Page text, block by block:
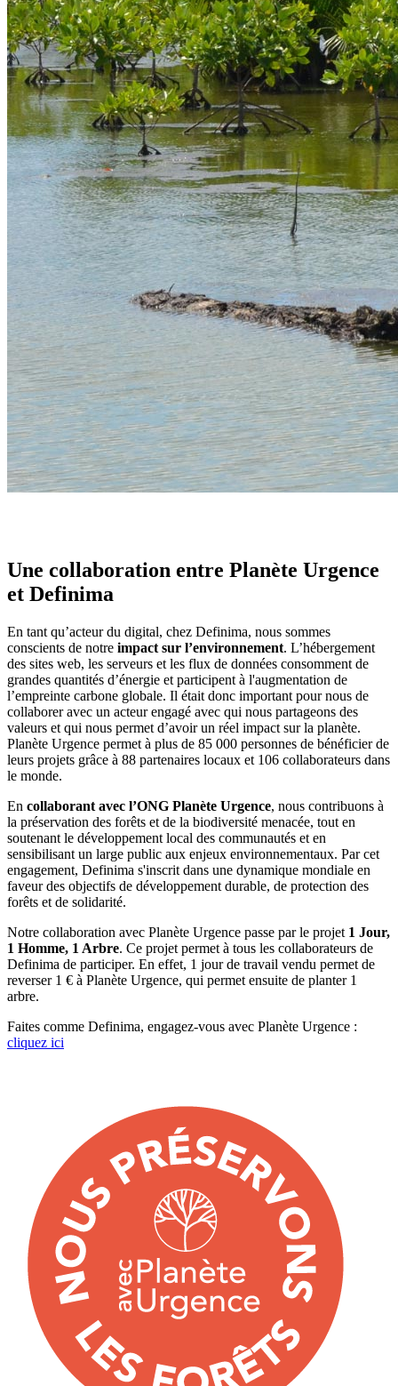
Une collaboration entre Planète Urgence
et Definima
En tant qu’acteur du digital, chez Definima, nous sommes
conscients de notre impact sur l’environnement. L’hébergement
des sites web, les serveurs et les flux de données consomment de
grandes quantités d’énergie et participent à l'augmentation de
l’empreinte carbone globale. Il était donc important pour nous de
collaborer avec un acteur engagé avec qui nous partageons des
valeurs et qui nous permet d’avoir un réel impact sur la planète.
Planète Urgence permet à plus de 85 000 personnes de bénéficier de
leurs projets grâce à 88 partenaires locaux et 106 collaborateurs dans
le monde.
En collaborant avec l’ONG Planète Urgence, nous contribuons à
la préservation des forêts et de la biodiversité menacée, tout en
soutenant le développement local des communautés et en
sensibilisant un large public aux enjeux environnementaux. Par cet
engagement, Definima s'inscrit dans une dynamique mondiale en
faveur des objectifs de développement durable, de protection des
forêts et de solidarité.
Notre collaboration avec Planète Urgence passe par le projet 1 Jour,
1 Homme, 1 Arbre. Ce projet permet à tous les collaborateurs de
Definima de participer. En effet, 1 jour de travail vendu permet de
reverser 1 € à Planète Urgence, qui permet ensuite de planter 1
arbre.
Faites comme Definima, engagez-vous avec Planète Urgence :
cliquez ici